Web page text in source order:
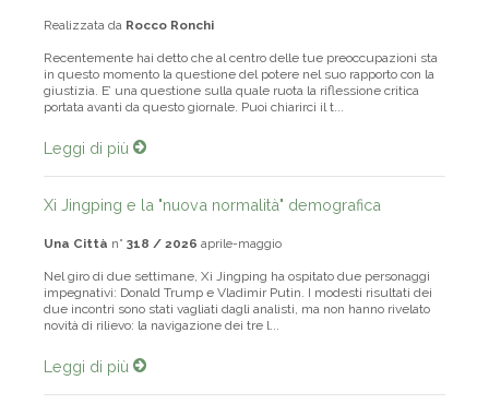
Realizzata da Rocco Ronchi
Recentemente hai detto che al centro delle tue preoccupazioni sta
in questo momento la questione del potere nel suo rapporto con la
giustizia. E’ una questione sulla quale ruota la riflessione critica
portata avanti da questo giornale. Puoi chiarirci il t...
Leggi di più
Xi Jingping e la "nuova normalità" demografica
Una Città n° 318 / 2026 aprile-maggio
Nel giro di due settimane, Xi Jingping ha ospitato due personaggi
impegnativi: Donald Trump e Vladimir Putin. I modesti risultati dei
due incontri sono stati vagliati dagli analisti, ma non hanno rivelato
novità di rilievo: la navigazione dei tre l...
Leggi di più